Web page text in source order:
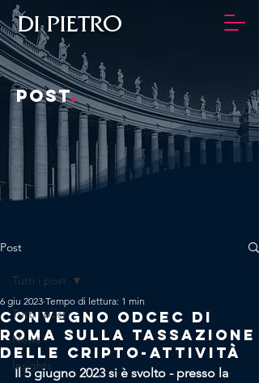
DI PIETRO
POST.
Post
Tutti i post
News
Insights
Tutti i post
CONVEGNO ODCEC DI
ROMA SULLA TASSAZIONE
DELLE CRIPTO-ATTIVITÀ
6 giu 2023 Tempo di lettura: 1 min
Il 5 giugno 2023 si è svolto - presso la